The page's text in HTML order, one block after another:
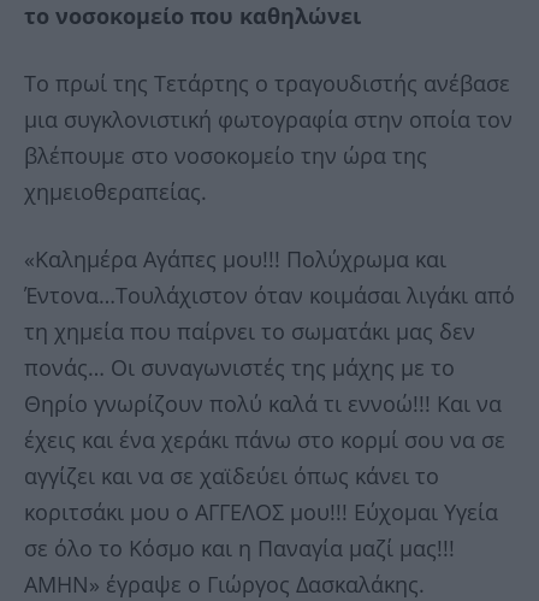
το νοσοκομείο που καθηλώνει
Το πρωί της Τετάρτης ο τραγουδιστής ανέβασε
μια συγκλονιστική φωτογραφία στην οποία τον
βλέπουμε στο νοσοκομείο την ώρα της
χημειοθεραπείας.
«Καλημέρα Αγάπες μου!!! Πολύχρωμα και
Έντονα…Τουλάχιστον όταν κοιμάσαι λιγάκι από
τη χημεία που παίρνει το σωματάκι μας δεν
πονάς… Οι συναγωνιστές της μάχης με το
Θηρίο γνωρίζουν πολύ καλά τι εννοώ!!! Και να
έχεις και ένα χεράκι πάνω στο κορμί σου να σε
αγγίζει και να σε χαϊδεύει όπως κάνει το
κοριτσάκι μου ο ΑΓΓΕΛΟΣ μου!!! Εύχομαι Υγεία
σε όλο το Κόσμο και η Παναγία μαζί μας!!!
ΑΜΗΝ» έγραψε ο Γιώργος Δασκαλάκης.